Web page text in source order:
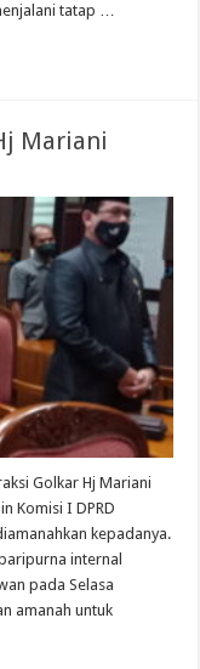
tatap …
Mariani
Golkar Hj Mariani
Komisi I DPRD
kepadanya.
internal
pada Selasa
amanah untuk